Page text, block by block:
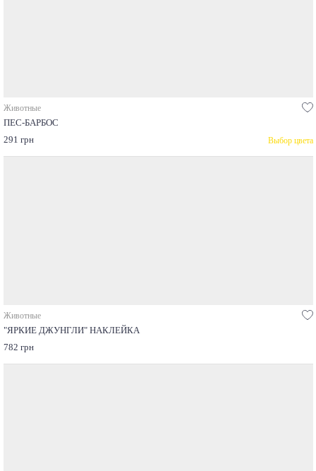
Животные
ПЕС-БАРБОС
291 грн
Выбор цвета
Животные
"ЯРКИЕ ДЖУНГЛИ" НАКЛЕЙКА
782 грн